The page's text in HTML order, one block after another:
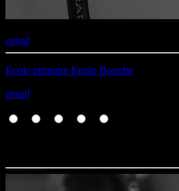
email
Ecole primaire Emile Bouche
email